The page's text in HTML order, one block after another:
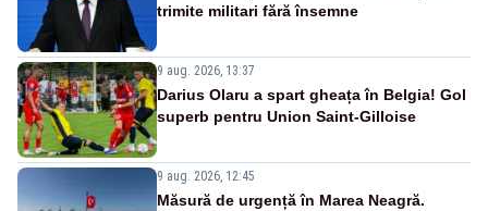
trimite militari fără însemne
9 aug. 2026, 13:37
Darius Olaru a spart gheața în Belgia! Gol
superb pentru Union Saint-Gilloise
9 aug. 2026, 12:45
Măsură de urgență în Marea Neagră.